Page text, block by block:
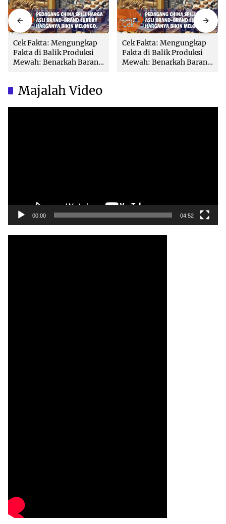
Cek Fakta
Cek Fakta: Mengungkap
Fakta di Balik Produksi
Mewah: Benarkah Barang
Cek Fakta
Cek Fakta: Mengungkap
Fakta di Balik Produksi
Mewah: Benarkah Barang
Majalah Video
00:00 04:52